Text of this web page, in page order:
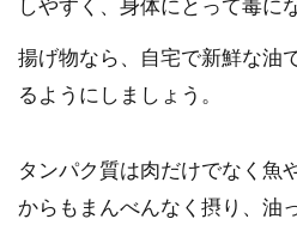
しやすく、身体にとって毒に
揚げ物なら、自宅で新鮮な油
るようにしましょう。
タンパク質は肉だけでなく魚
からもまんべんなく摂り、油